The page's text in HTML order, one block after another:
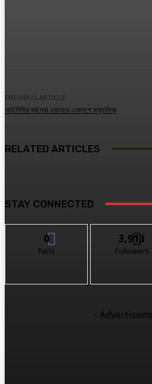
PREVIOUS ARTICLE
আইসিসির বর্ষসেরা ওয়ানডে একাদশে মুস্তাফিজ
RELATED ARTICLES
STAY CONNECTED
0
Fans
3,913
Followers
-